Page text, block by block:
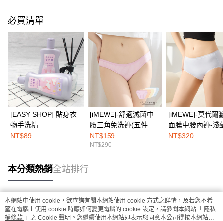
必買清單
[EASY SHOP] 貼身衣
物手洗精
NT$89
[iMEWE]-舒適滅菌中
腰三角免洗褲(五件組)-
粉彩繽紛色
NT$159
NT$290
[iMEWE]-莫代爾
面膜中腰內褲-淺
NT$320
本分類熱銷全站排行
熱門標籤
本網站中使用 cookie，欲查詢有關本網站使用 cookie 方式之詳情，及若您不希
望在電腦上使用 cookie 時應如何變更電腦的 cookie 設定，請參閱本網站「 隱私
權條款 」之 Cookie 聲明。您繼續使用本網站即表示您同意本公司得按本網站使